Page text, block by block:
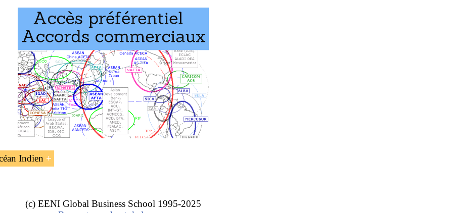
« La Commission de l’Océan Indien (COI) » fait partie des programmes de
School :
Afrique, affaires internationales.
Indien
(c) EENI Global Business School 1995-2025